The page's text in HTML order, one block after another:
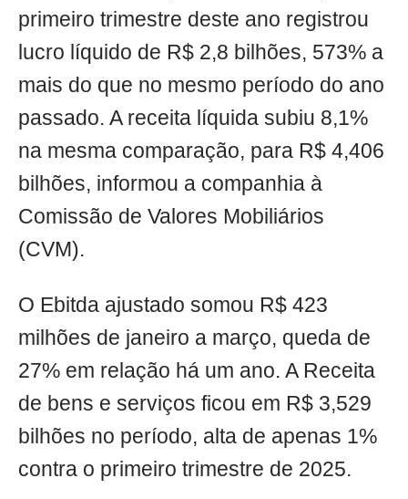
primeiro trimestre deste ano registrou
lucro líquido de R$ 2,8 bilhões, 573% a
mais do que no mesmo período do ano
passado. A receita líquida subiu 8,1%
na mesma comparação, para R$ 4,406
bilhões, informou a companhia à
Comissão de Valores Mobiliários
(CVM).
O Ebitda ajustado somou R$ 423
milhões de janeiro a março, queda de
27% em relação há um ano. A Receita
de bens e serviços ficou em R$ 3,529
bilhões no período, alta de apenas 1%
contra o primeiro trimestre de 2025.